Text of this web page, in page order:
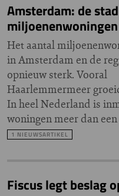
Amsterdam: de
miljoenenwoningen
Het aantal
in Amsterdam en de
opnieuw sterk. Vooral
Haarlemmermeer
In heel Nederland is
woningen meer dan
1 NIEUWSARTIKEL
Fiscus legt beslag